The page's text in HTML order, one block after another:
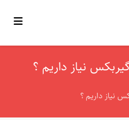
نیاز داریم ؟
نیاز داریم ؟